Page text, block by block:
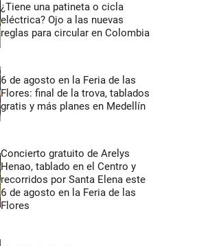
¿Tiene una patineta o cicla
eléctrica? Ojo a las nuevas
reglas para circular en Colombia
6 de agosto en la Feria de las
Flores: final de la trova, tablados
gratis y más planes en Medellín
Concierto gratuito de Arelys
Henao, tablado en el Centro y
recorridos por Santa Elena este
6 de agosto en la Feria de las
Flores